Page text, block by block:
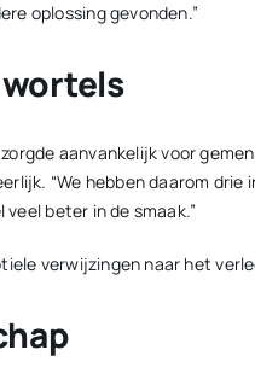
oplossing gevonden.”
aanvankelijk voor
“We hebben daarom
beter in de smaak.”
verwijzingen naar het